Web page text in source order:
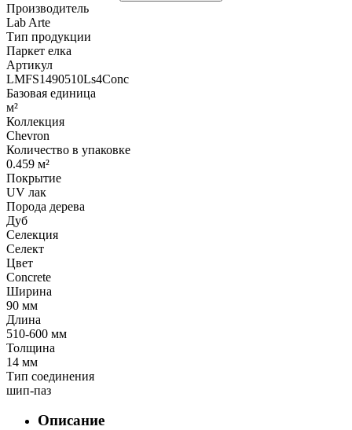
Производитель
Lab Arte
Тип продукции
Паркет елка
Артикул
LMFS1490510Ls4Conc
Базовая единица
м²
Коллекция
Chevron
Количество в упаковке
0.459 м²
Покрытие
UV лак
Порода дерева
Дуб
Селекция
Селект
Цвет
Concrete
Ширина
90 мм
Длина
510-600 мм
Толщина
14 мм
Тип соединения
шип-паз
Описание